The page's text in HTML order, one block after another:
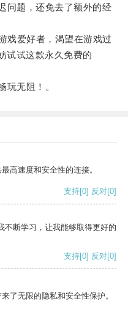
题，还免去了额外的经
爱好者，渴望在游戏过
试试这款永久免费的
无阻！。
高速度和安全性的连接。
支持[0] 反对[0]
不断学习，让我能够取得更好的
支持[0] 反对[0]
了无限的隐私和安全性保护。